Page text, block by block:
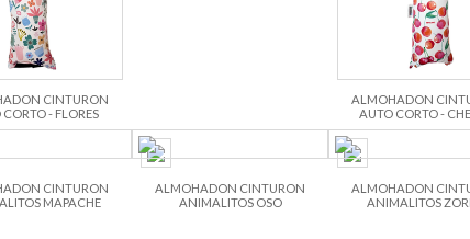
CINTURON
- FLORES
ALMOHADON
AUTO CORTO -
CINTURON
MAPACHE
ALMOHADON CINTURON
ANIMALITOS OSO
ALMOHADON
ANIMALITOS